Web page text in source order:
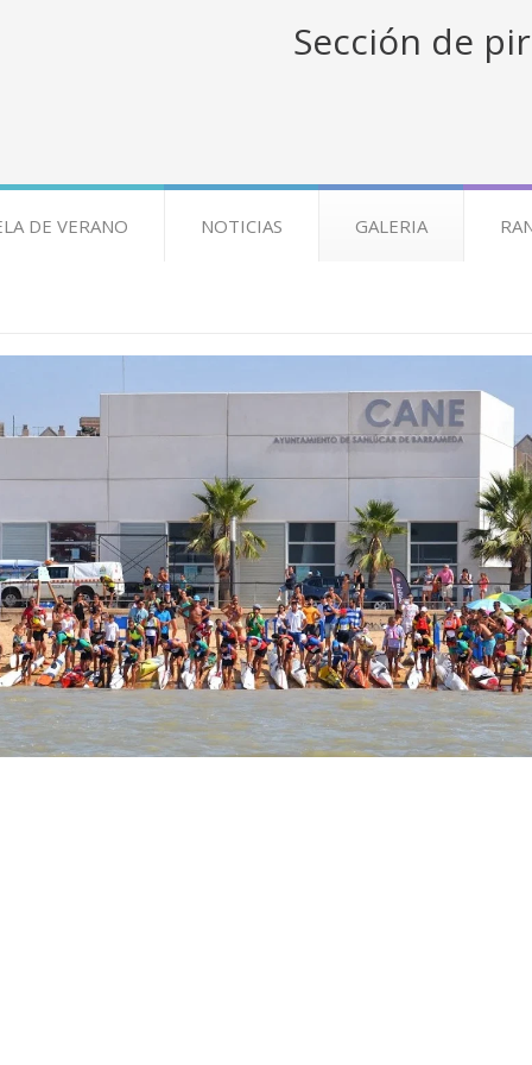
Sección de
DE VERANO NOTICIAS GALERIA